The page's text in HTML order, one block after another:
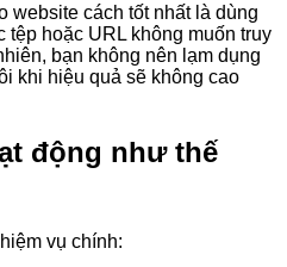
website cách tốt nhất là dùng
tệp hoặc URL không muốn truy
bạn không nên lạm dụng
khi hiệu quả sẽ không cao
động như thế
vụ chính: